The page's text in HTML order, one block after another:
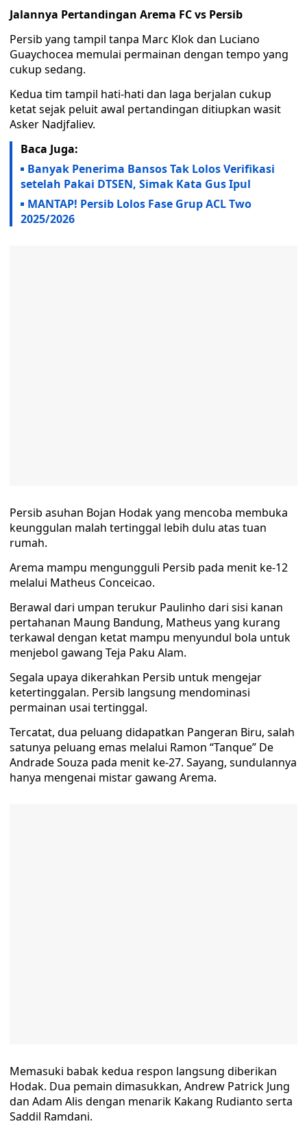
Jalannya Pertandingan Arema FC vs Persib
Persib yang tampil tanpa Marc Klok dan Luciano
Guaychocea memulai permainan dengan tempo yang
cukup sedang.
Kedua tim tampil hati-hati dan laga berjalan cukup
ketat sejak peluit awal pertandingan ditiupkan wasit
Asker Nadjfaliev.
Baca Juga:
Banyak Penerima Bansos Tak Lolos Verifikasi
setelah Pakai DTSEN, Simak Kata Gus Ipul
MANTAP! Persib Lolos Fase Grup ACL Two
2025/2026
Persib asuhan Bojan Hodak yang mencoba membuka
keunggulan malah tertinggal lebih dulu atas tuan
rumah.
Arema mampu mengungguli Persib pada menit ke-12
melalui Matheus Conceicao.
Berawal dari umpan terukur Paulinho dari sisi kanan
pertahanan Maung Bandung, Matheus yang kurang
terkawal dengan ketat mampu menyundul bola untuk
menjebol gawang Teja Paku Alam.
Segala upaya dikerahkan Persib untuk mengejar
ketertinggalan. Persib langsung mendominasi
permainan usai tertinggal.
Tercatat, dua peluang didapatkan Pangeran Biru, salah
satunya peluang emas melalui Ramon “Tanque” De
Andrade Souza pada menit ke-27. Sayang, sundulannya
hanya mengenai mistar gawang Arema.
Memasuki babak kedua respon langsung diberikan
Hodak. Dua pemain dimasukkan, Andrew Patrick Jung
dan Adam Alis dengan menarik Kakang Rudianto serta
Saddil Ramdani.